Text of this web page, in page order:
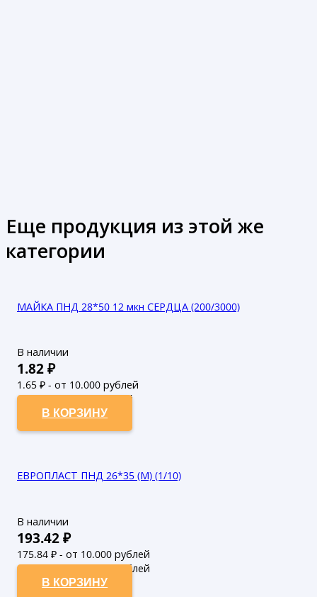
Еще продукция из этой же
категории
МАЙКА ПНД 28*50 12 мкн СЕРДЦА (200/3000)
В наличии
1.82₽
1.65 ₽ - от 10.000 рублей
1.5₽ - от 50.000 рублей
В КОРЗИНУ
ЕВРОПЛАСТ ПНД 26*35 (М) (1/10)
В наличии
193.42₽
175.84 ₽ - от 10.000 рублей
159.85₽ - от 50.000 рублей
В КОРЗИНУ